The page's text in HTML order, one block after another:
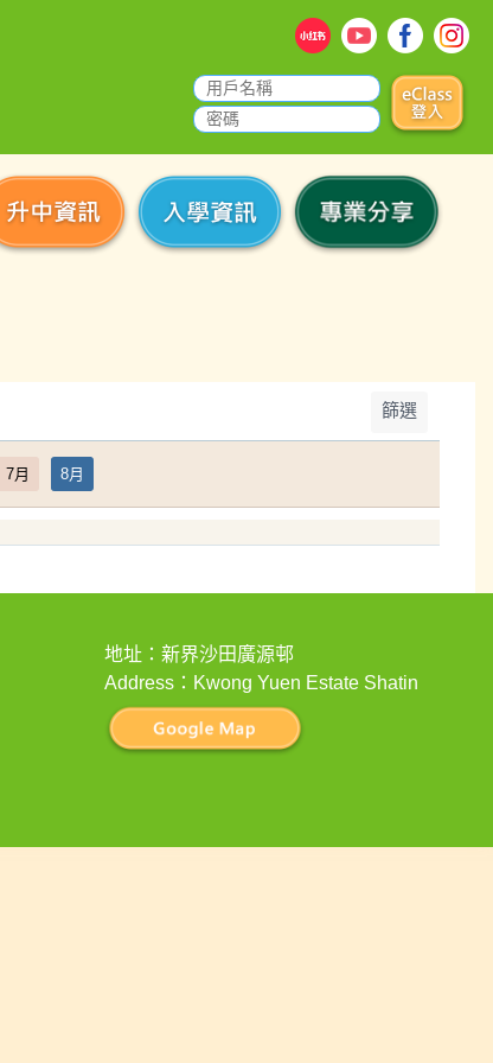
篩選
7月 8月
地址：新界沙田廣源邨
Address：Kwong Yuen Estate Shatin